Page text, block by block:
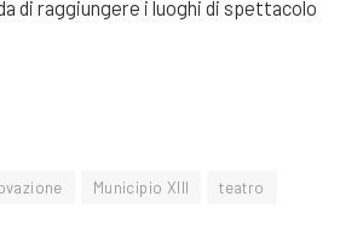
di raggiungere i luoghi di spettacolo
Municipio XIII
teatro